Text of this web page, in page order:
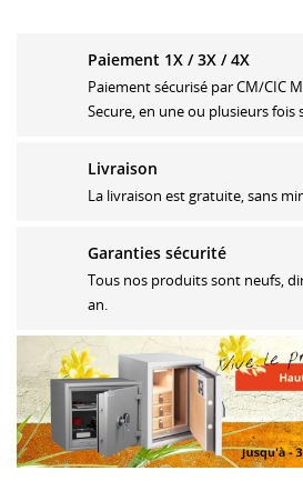
Paiement 1X / 3X / 4X
Paiement sécurisé par CM/CIC
Secure, en une ou plusieurs fois
Livraison
La livraison est gratuite, sans
Garanties sécurité
Tous nos produits sont neufs,
an.
CRÉER UNE LISTE
CONNEXION